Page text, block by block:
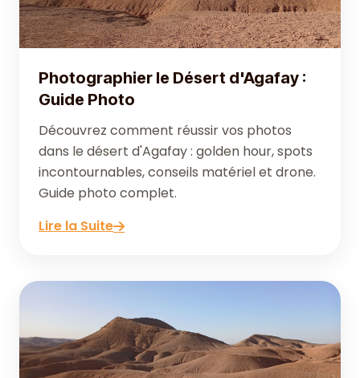
Photographier le Désert d'Agafay :
Guide Photo
Découvrez comment réussir vos photos
dans le désert d'Agafay : golden hour, spots
incontournables, conseils matériel et drone.
Guide photo complet.
Lire la Suite